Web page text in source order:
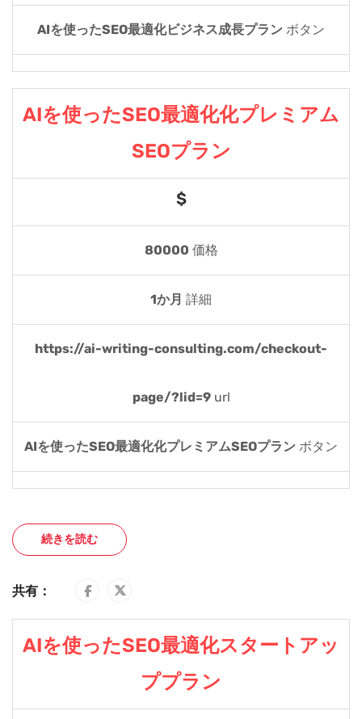
AIを使ったSEO最適化ビジネス成長プラン ボタン
AIを使ったSEO最適化化プレミアム
SEOプラン
$
80000 価格
1か月 詳細
https://ai-writing-consulting.com/checkout-
page/?lid=9url
AIを使ったSEO最適化化プレミアムSEOプラン ボタン
続きを読む
共有：
AIを使ったSEO最適化スタートアッ
ププラン